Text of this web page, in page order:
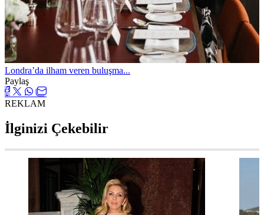
Londra’da ilham veren buluşma...
Paylaş
REKLAM
İlginizi Çekebilir